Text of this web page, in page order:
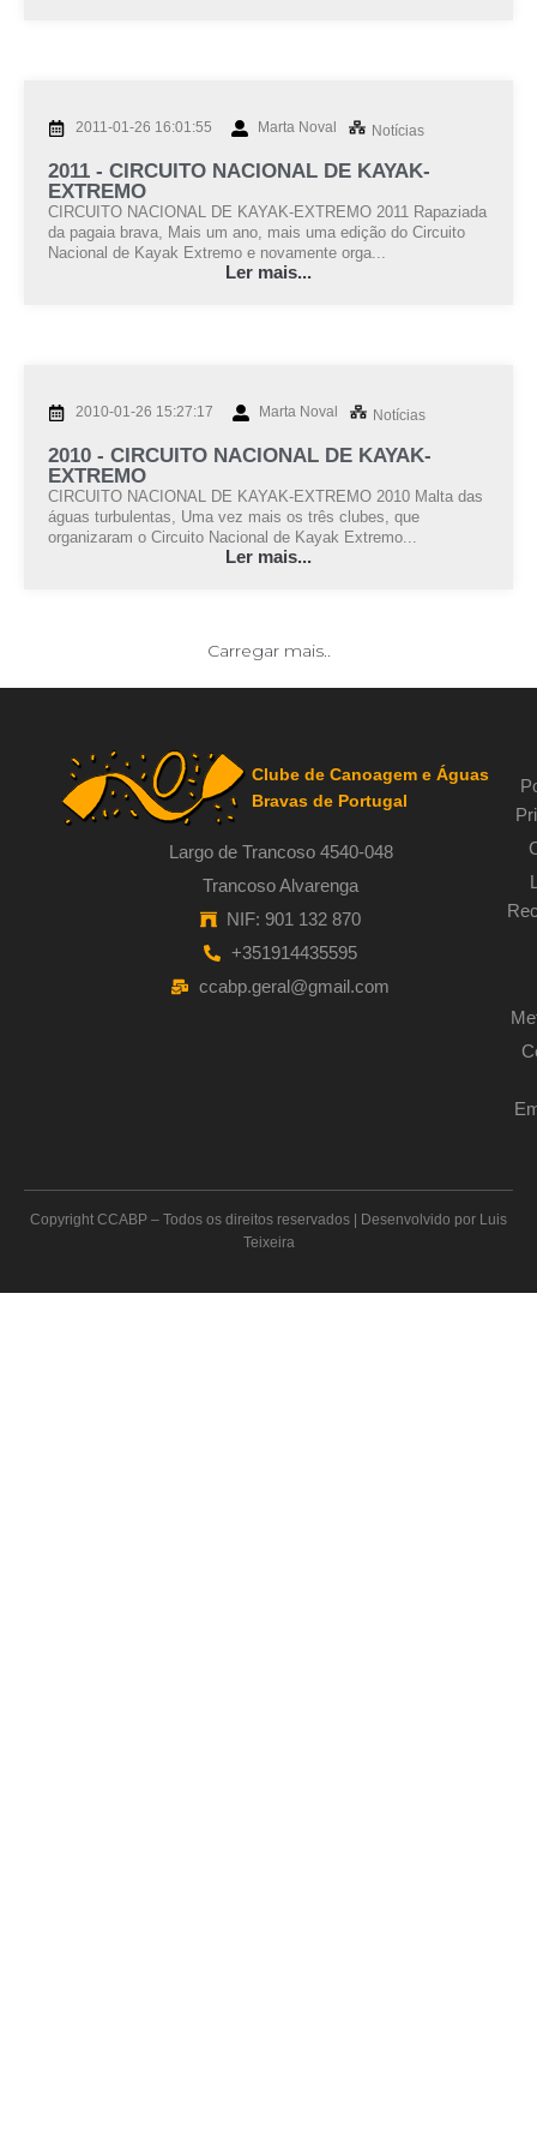
2011-01-26 16:01:55 Marta Noval Notícias
2011 - CIRCUITO NACIONAL DE KAYAK-
EXTREMO
CIRCUITO NACIONAL DE KAYAK-EXTREMO 2011 Rapaziada
da pagaia brava, Mais um ano, mais uma edição do Circuito
Nacional de Kayak Extremo e novamente orga...
Ler mais...
2010-01-26 15:27:17 Marta Noval Notícias
2010 - CIRCUITO NACIONAL DE KAYAK-
EXTREMO
CIRCUITO NACIONAL DE KAYAK-EXTREMO 2010 Malta das
águas turbulentas, Uma vez mais os três clubes, que
organizaram o Circuito Nacional de Kayak Extremo...
Ler mais...